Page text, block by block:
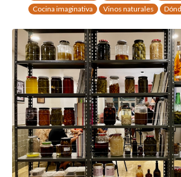
Cocina imaginativa
Vinos naturales